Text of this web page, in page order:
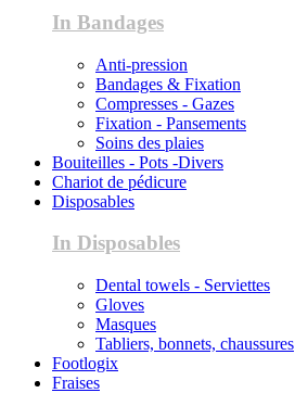
In Bandages
Anti-pression
Bandages & Fixation
Compresses - Gazes
Fixation - Pansements
Soins des plaies
Bouiteilles - Pots -Divers
Chariot de pédicure
Disposables
In Disposables
Dental towels - Serviettes
Gloves
Masques
Tabliers, bonnets, chaussures
Footlogix
Fraises